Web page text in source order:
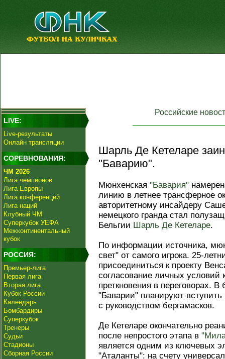
LIVE:
Live-результаты
Онлайн трансляции
СОРЕВНОВАНИЯ:
ЧМ 2026
Лига чемпионов
Лига Европы
Лига конференций
Лига наций
Клубный ЧМ
Суперкубок УЕФА
Межконтинентальный
кубок
РОССИЯ:
Премьер-лига
Первая лига
Вторая лига
Кубок России
Календарь
Бомбардиры
Суперкубок
Тренеры
Судьи
Стадионы
Сборная России
Российские
Шарль Де Кетеларе
"Баварию".
Мюнхенская "Бавария"
линию в летнее трансферное
авторитетному инсайдеру
немецкого гранда стал
Бельгии Шарль Де Кетеларе.
По информации источника,
свет" от самого игрока. 25-
присоединиться к проекту
согласование личных условий
преткновения в переговорах.
"Баварии" планируют
с руководством бергамасков.
Де Кетеларе окончательно
после непростого этапа в
является одним из ключевых
"Аталанты": на счету